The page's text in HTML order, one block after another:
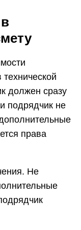
должен сразу
подрядчик не
права
Не